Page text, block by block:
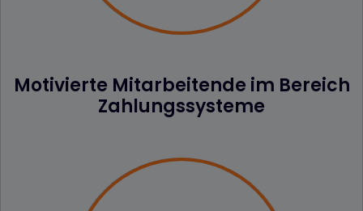
Motivierte Mitarbeitende im Bereich
Zahlungssysteme